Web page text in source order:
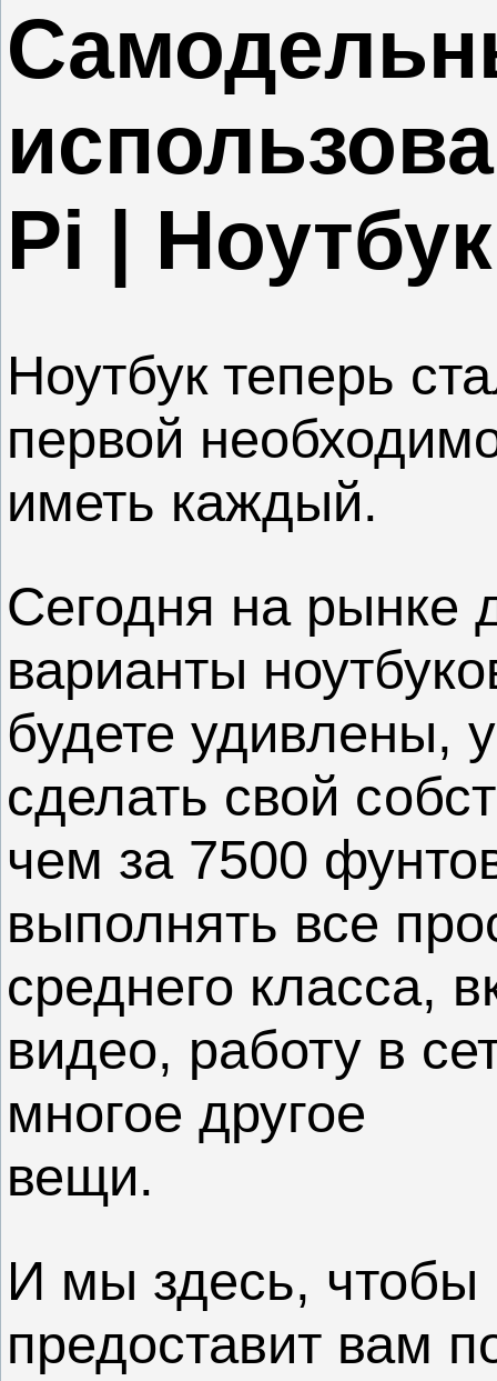
Pi |
Ноутбук теперь
первой
иметь каждый.
Сегодня на рынке
варианты
будете удивлены,
сделать свой
чем за 7500
выполнять все
среднего класса,
видео, работу в
многое другое
вещи.
И мы здесь, чтобы
предоставит вам